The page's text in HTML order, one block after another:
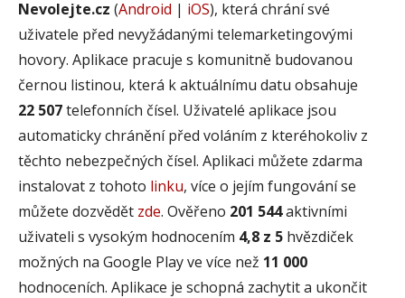
Nevolejte.cz (Android | iOS), která chrání své
uživatele před nevyžádanými telemarketingovými
hovory. Aplikace pracuje s komunitně budovanou
černou listinou, která k aktuálnímu datu obsahuje
22 507telefonních čísel. Uživatelé aplikace jsou
automaticky chránění před voláním z kteréhokoliv z
těchto nebezpečných čísel. Aplikaci můžete zdarma
instalovat z tohoto linku, více o jejím fungování se
můžete dozvědět zde. Ověřeno 201 544aktivními
uživateli s vysokým hodnocením 4,8 z 5 hvězdiček
možných na Google Play ve více než 11 000
hodnoceních. Aplikace je schopná zachytit a ukončit